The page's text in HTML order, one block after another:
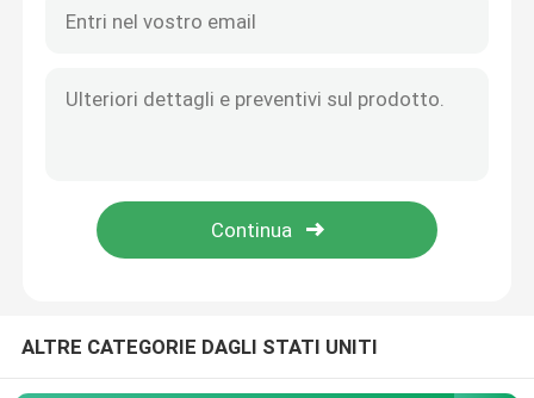
ALTRE CATEGORIE DAGLI STATI UNITI